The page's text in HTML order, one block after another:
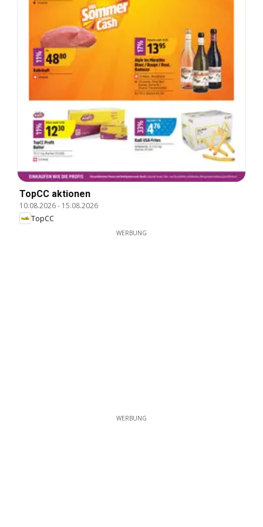
TopCC aktionen
10.08.2026- 15.08.2026
TopCC
WERBUNG
WERBUNG